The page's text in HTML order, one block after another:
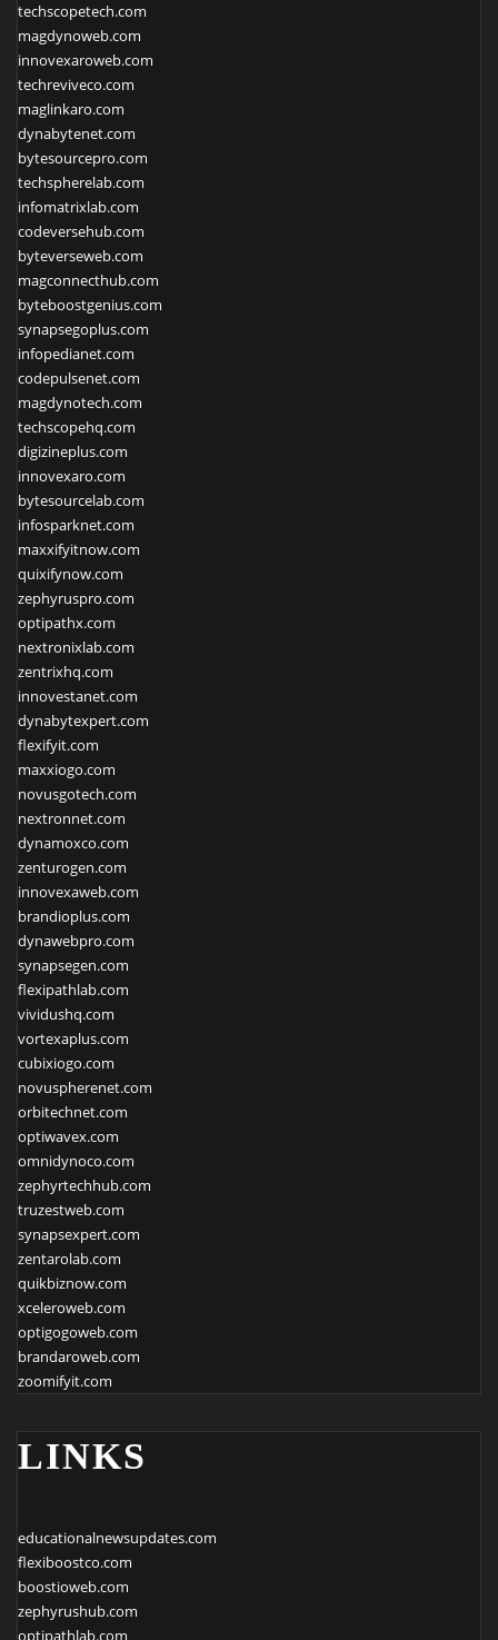
techscopetech.com
magdynoweb.com
innovexaroweb.com
techreviveco.com
maglinkaro.com
dynabytenet.com
bytesourcepro.com
techspherelab.com
infomatrixlab.com
codeversehub.com
byteverseweb.com
magconnecthub.com
byteboostgenius.com
synapsegoplus.com
infopedianet.com
codepulsenet.com
magdynotech.com
techscopehq.com
digizineplus.com
innovexaro.com
bytesourcelab.com
infosparknet.com
maxxifyitnow.com
quixifynow.com
zephyruspro.com
optipathx.com
nextronixlab.com
zentrixhq.com
innovestanet.com
dynabytexpert.com
flexifyit.com
maxxiogo.com
novusgotech.com
nextronnet.com
dynamoxco.com
zenturogen.com
innovexaweb.com
brandioplus.com
dynawebpro.com
synapsegen.com
flexipathlab.com
vividushq.com
vortexaplus.com
cubixiogo.com
novuspherenet.com
orbitechnet.com
optiwavex.com
omnidynoco.com
zephyrtechhub.com
truzestweb.com
synapsexpert.com
zentarolab.com
quikbiznow.com
xceleroweb.com
optigogoweb.com
brandaroweb.com
zoomifyit.com
LINKS
educationalnewsupdates.com
flexiboostco.com
boostioweb.com
zephyrushub.com
optipathlab.com